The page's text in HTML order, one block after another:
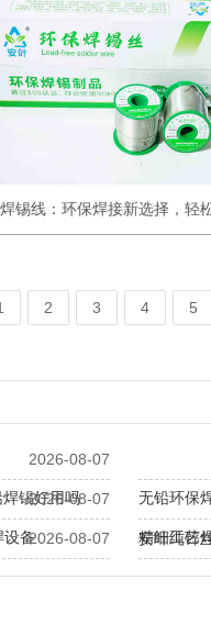
锡线：环保焊接新选择，轻
2 3 4 5
2026-08-07
锡好用吗 无铅环保
准
2026-08-07
设备 精细工艺
2026-08-07
有限公司
安叶纯锌